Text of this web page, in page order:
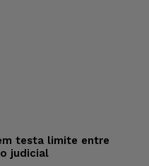
testa limite entre
judicial